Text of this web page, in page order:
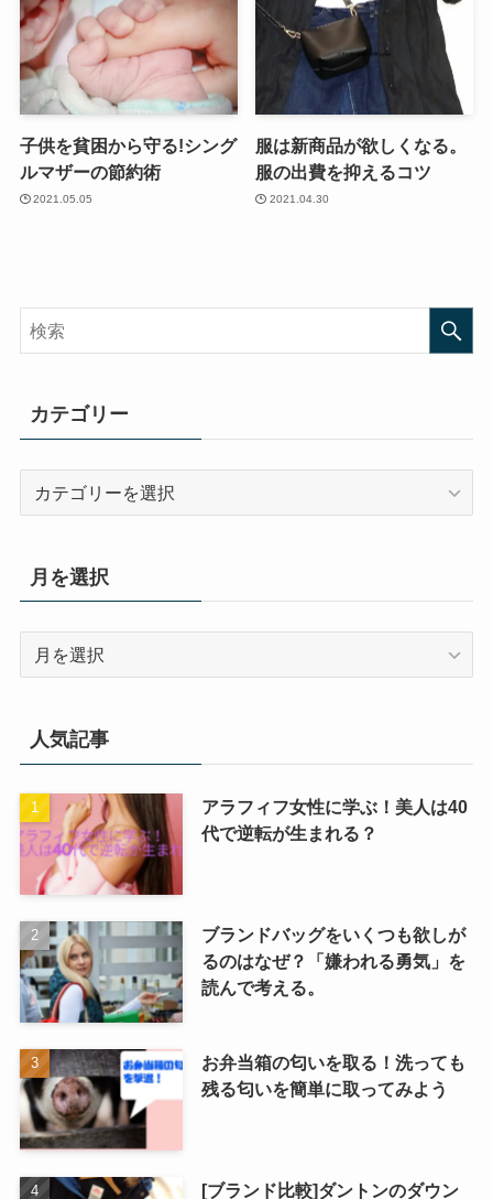
子供を貧困から守る!シング
ルマザーの節約術
2021.05.05
服は新商品が欲しくなる。
服の出費を抑えるコツ
2021.04.30
カテゴリー
リ
ー
月を選択
人気記事
アラフィフ女性に学ぶ！美人は40
代で逆転が生まれる？
ブランドバッグをいくつも欲しが
るのはなぜ？「嫌われる勇気」を
読んで考える。
お弁当箱の匂いを取る！洗っても
残る匂いを簡単に取ってみよう
[ブランド比較]ダントンのダウン